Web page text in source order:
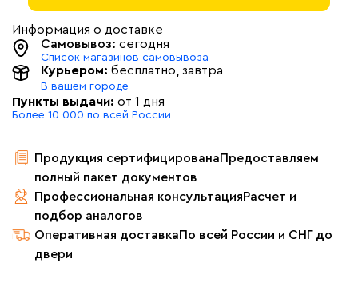
Информация о доставке
Самовывоз: сегодня
Список магазинов самовывоза
Курьером: бесплатно , завтра
В вашем городе
Пункты выдачи: от 1 дня
Более 10 000 по всей России
Продукция сертифицированаПредоставляем
полный пакет документов
Профессиональная консультацияРасчет и
подбор аналогов
Оперативная доставкаПо всей России и СНГ до
двери